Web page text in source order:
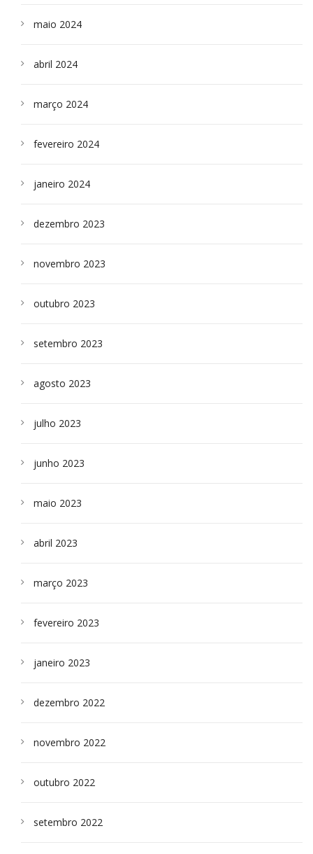
maio 2024
abril 2024
março 2024
fevereiro 2024
janeiro 2024
dezembro 2023
novembro 2023
outubro 2023
setembro 2023
agosto 2023
julho 2023
junho 2023
maio 2023
abril 2023
março 2023
fevereiro 2023
janeiro 2023
dezembro 2022
novembro 2022
outubro 2022
setembro 2022